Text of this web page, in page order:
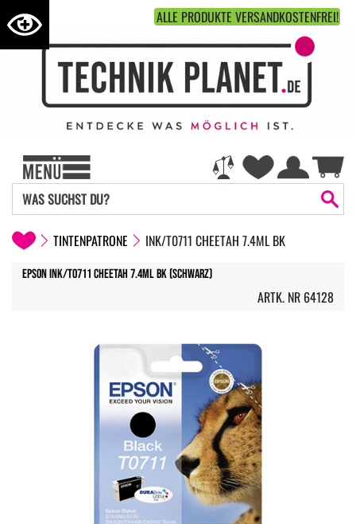
ALLE PRODUKTE VERSANDKOSTENFREI!
TINTENPATRONE INK/T0711 CHEETAH 7.4ML BK
Epson Ink/t0711 Cheetah 7.4ml BK (Schwarz)
ARTK. NR 64128